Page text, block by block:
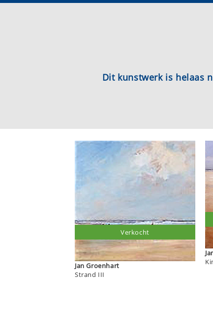
Dit kunstwerk is helaas
Jan Groenhart
Strand III
Verkocht